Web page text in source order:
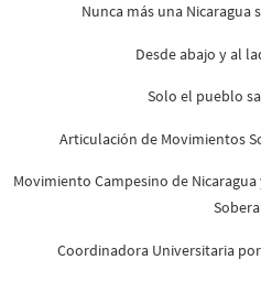
Nunca más una
Desde abajo y al
Solo el pueblo
Articulación de Movimientos
Movimiento Campesino de
Coordinadora Universitaria